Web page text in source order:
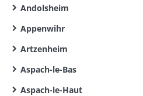
Andolsheim
Appenwihr
Artzenheim
Aspach-le-Bas
Aspach-le-Haut